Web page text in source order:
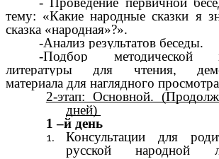
тему: «Какие народные сказки я
сказка «народная»?».
-Анализ результатов беседы.
-Подбор методической
литературы для чтения,
материала для наглядного
2-этап: Основной.
дней)
1 –й день
Консультации для
русской народной